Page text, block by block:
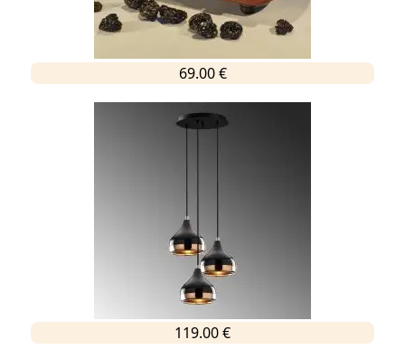
69.00 €
119.00 €